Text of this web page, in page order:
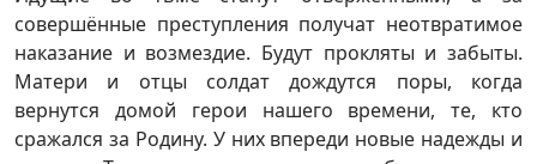
совершённые преступления получат неотвратимое
наказание и возмездие. Будут прокляты и забыты.
Матери и отцы солдат дождутся поры, когда
вернутся домой герои нашего времени, те, кто
сражался за Родину. У них впереди новые надежды и